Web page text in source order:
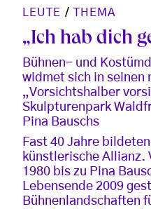
LEUTE / THEMA
„Ich hab dich
Bühnen- und
widmet sich in seinen
„Vorsichtshalber
Skulpturenpark
Pina Bauschs
Fast 40 Jahre
künstlerische Allianz.
1980 bis zu Pina
Lebensende 2009
Bühnenlandschaften